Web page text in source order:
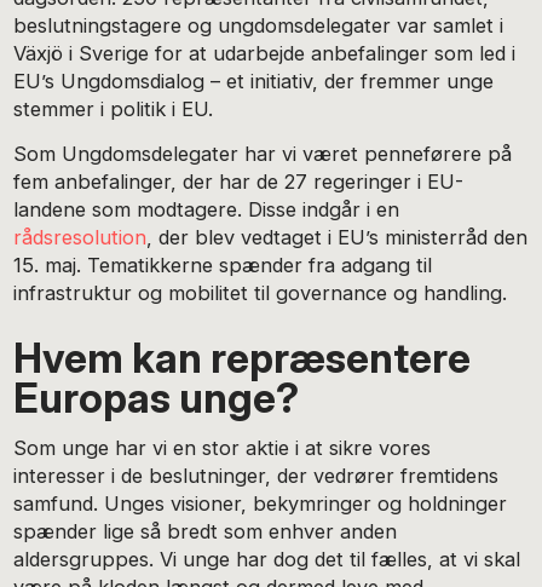
beslutningstagere og ungdomsdelegater var samlet i
Växjö i Sverige for at udarbejde anbefalinger som led i
EU’s Ungdomsdialog – et initiativ, der fremmer unge
stemmer i politik i EU.
Som Ungdomsdelegater har vi været penneførere på
fem anbefalinger, der har de 27 regeringer i EU-
landene som modtagere. Disse indgår i en
rådsresolution , der blev vedtaget i EU’s ministerråd den
15. maj. Tematikkerne spænder fra adgang til
infrastruktur og mobilitet til governance og handling.
Hvem kan repræsentere
Europas unge?
Som unge har vi en stor aktie i at sikre vores
interesser i de beslutninger, der vedrører fremtidens
samfund. Unges visioner, bekymringer og holdninger
spænder lige så bredt som enhver anden
aldersgruppes. Vi unge har dog det til fælles, at vi skal